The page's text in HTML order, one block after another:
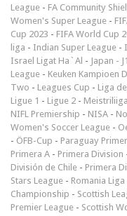
League - FA Community
Women's Super League -
Cup 2023 - FIFA World Cup
liga - Indian Super League -
Israel Ligat Ha`Al - Japan -
League - Keuken Kampioen
Two - Leagues Cup - Liga
Ligue 1 - Ligue 2 - Meistriliiga
NIFL Premiership - NISA -
Women's Soccer League -
- ÖFB-Cup - Paraguay
Primera A - Primera Division
División de Chile - Primera
Stars League - Romania Liga
Championship - Scottish
Premier League - Scottish